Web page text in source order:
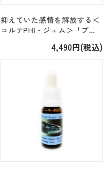
抑えていた感情を解放する＜
コルテPHI・ジェム＞「ブル
4,490円(税込)